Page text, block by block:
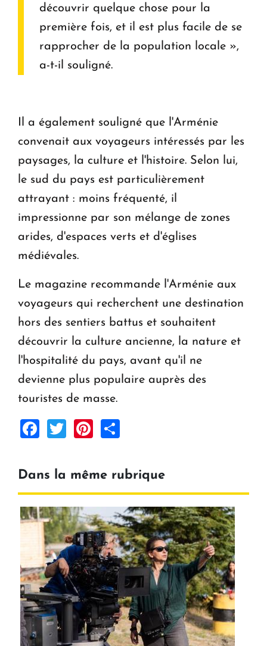
découvrir quelque chose pour la
première fois, et il est plus facile de se
rapprocher de la population locale »,
a-t-il souligné.
Il a également souligné que l'Arménie
convenait aux voyageurs intéressés par les
paysages, la culture et l'histoire. Selon lui,
le sud du pays est particulièrement
attrayant : moins fréquenté, il
impressionne par son mélange de zones
arides, d'espaces verts et d'églises
médiévales.
Le magazine recommande l'Arménie aux
voyageurs qui recherchent une destination
hors des sentiers battus et souhaitent
découvrir la culture ancienne, la nature et
l'hospitalité du pays, avant qu'il ne
devienne plus populaire auprès des
touristes de masse.
Facebook
TwitterPinterest
Dans la même rubrique